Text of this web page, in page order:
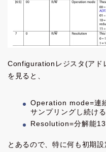
Configurationレジスタ(アド
を見ると、
Operation mode=連
サンプリングし続ける
Resolution=分解能
とあるので、特に何も初期